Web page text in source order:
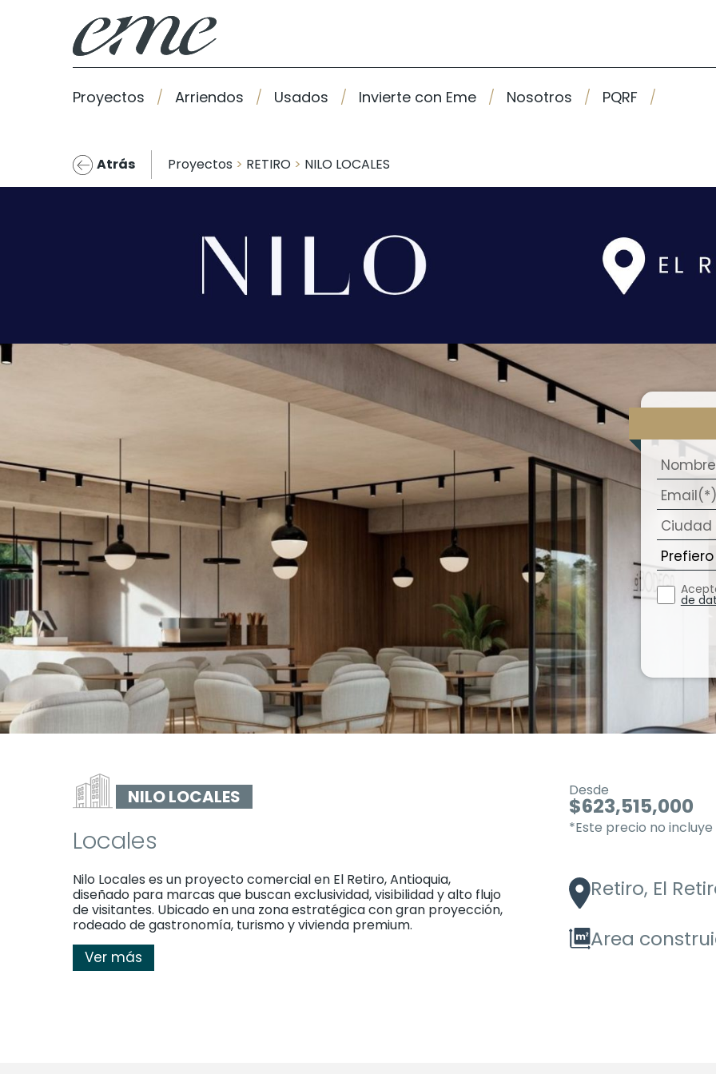
Proyectos Arriendos Usados Invierte con Eme Nosotros PQRF
Atrás Proyectos > RETIRO > NILO LOCALES
de
NILO LOCALES
Locales
Nilo Locales es un proyecto comercial en El Retiro, Antioquia,
diseñado para marcas que buscan exclusividad, visibilidad y alto flujo
de visitantes. Ubicado en una zona estratégica con gran proyección,
rodeado de gastronomía, turismo y vivienda premium.
Ver más
Desde
$623,515,000
*Este precio no
Retiro, El
Area